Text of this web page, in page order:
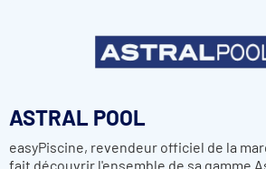
ASTRAL POOL
easyPiscine, revendeur officiel de la
fait découvrir l'ensemble de sa gamme